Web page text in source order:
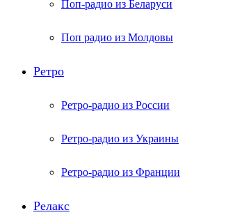
Поп-радио из Беларуси
Поп радио из Молдовы
Ретро
Ретро-радио из России
Ретро-радио из Украины
Ретро-радио из Франции
Релакс